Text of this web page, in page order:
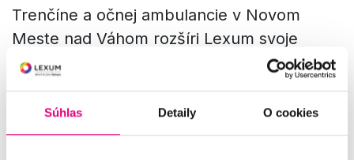
Súhlas Detaily O cookies
Trenčíne a očnej ambulancie v Novom
Meste nad Váhom rozšíri Lexum svoje
existujúce portfólio na 8 kliník a 22
ambulancií v Českej a Slovenskej
republike.
„Dostupnosť komplexnej
oftalmologickej starostlivosti sa tak